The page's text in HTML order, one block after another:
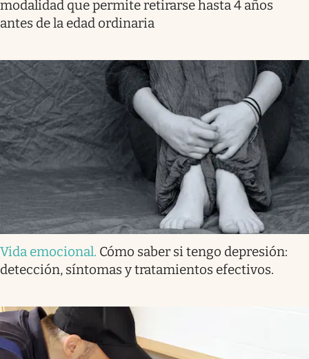
modalidad que permite retirarse hasta 4 años
antes de la edad ordinaria
Vida emocional. Cómo saber si tengo depresión:
detección, síntomas y tratamientos efectivos.